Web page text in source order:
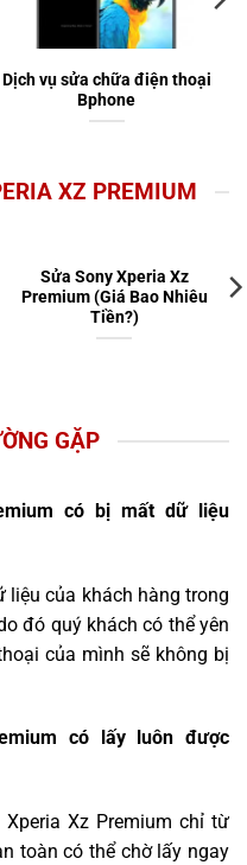
Dịch vụ sửa chữa điện thoại
Bphone
XZ PREMIUM
Sửa Sony Xperia Xz
Premium (Giá Bao Nhiêu
Tiền?)
GẶP
có bị mất dữ liệu
liệu của khách hàng trong
đó quý khách có thể yên
của mình sẽ không bị
có lấy luôn được
Xz Premium chỉ từ
toàn có thể chờ lấy ngay